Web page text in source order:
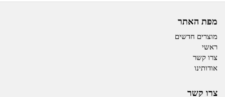
מפת האתר
מוצרים חדשים
ראשי
צרו קשר
אודותינו
צרו קשר